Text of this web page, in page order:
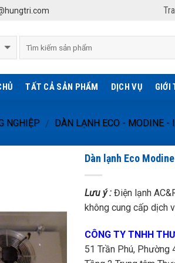
TẤT CẢ SẢN PHẨM DỊCH VỤ GIỚI
NGHIỆP / DÀN LẠNH ECO - MODINE -
Dàn lạnh Eco
Lưu ý : Điện lạnh
không cung cấp dịch
CÔNG TY TNHH
51 Trần Phú, Phường